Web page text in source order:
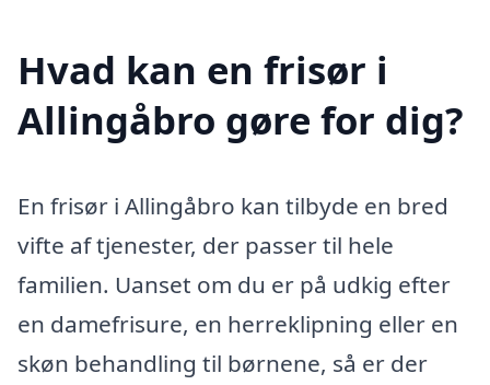
Hvad kan en frisør i
Allingåbro gøre for dig?
En frisør i Allingåbro kan tilbyde en bred
vifte af tjenester, der passer til hele
familien. Uanset om du er på udkig efter
en damefrisure, en herreklipning eller en
skøn behandling til børnene, så er der